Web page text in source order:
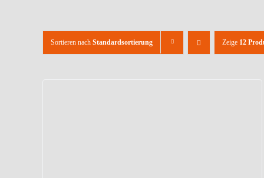
Sortieren nach Standardsortierung Zeige 12